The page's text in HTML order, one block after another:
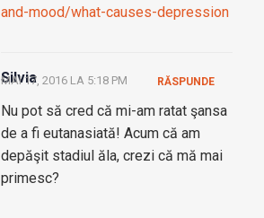
and-mood/what-causes-depression
Silvia
MAI 17, 2016 LA 5:18 PM
Nu pot să cred că mi-am ratat şansa
de a fi eutanasiată! Acum că am
depăşit stadiul ăla, crezi că mă mai
primesc?
RĂSPUNDE